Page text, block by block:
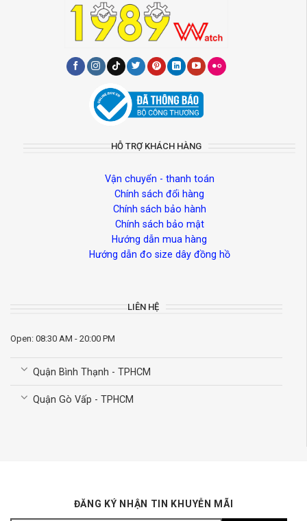
HỖ TRỢ KHÁCH HÀNG
Vận chuyển - thanh toán
Chính sách đổi hàng
Chính sách bảo hành
Chính sách bảo mật
Hướng dẫn mua hàng
Hướng dẫn đo size dây đồng hồ
LIÊN HỆ
Open: 08:30 AM - 20:00 PM
Quận Bình Thạnh - TPHCM
Quận Gò Vấp - TPHCM
ĐĂNG KÝ NHẬN TIN KHUYỄN MÃI